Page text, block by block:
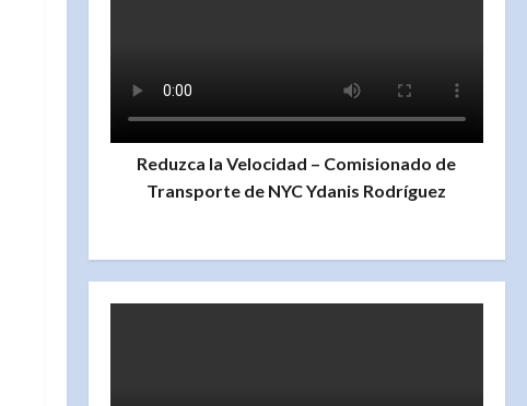
Reduzca la Velocidad – Comisionado de
Transporte de NYC Ydanis Rodríguez